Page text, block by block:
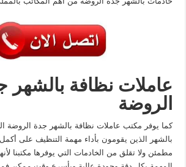
عاملات نظافة بالشهر
الروضة
كما يوفر مكتب عاملات نظافة بالشهر جدة الروضة
بالشهر الذين يقومون بأداء مهمة التنظيف على
مطمئن ولا تقلق من الخادمات التي يوفرها مكتبنا